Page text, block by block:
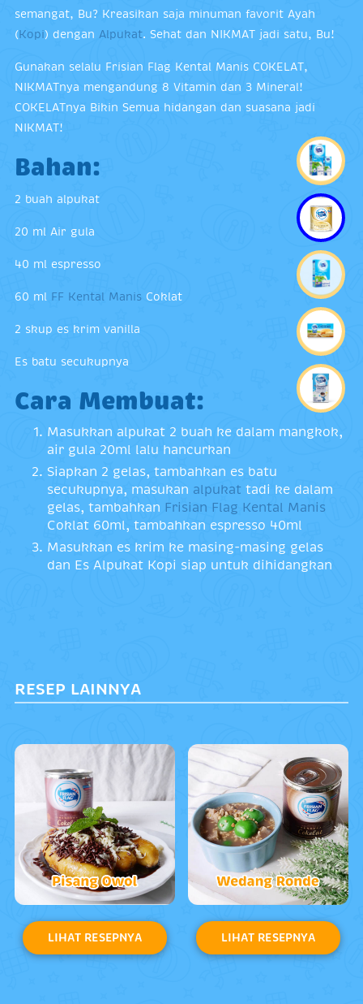
semangat, Bu? Kreasikan saja minuman favorit Ayah
(Kopi) dengan Alpukat . Sehat dan NIKMAT jadi satu, Bu!
Gunakan selalu Frisian Flag Kental Manis COKELAT,
NIKMATnya mengandung 8 Vitamin dan 3 Mineral!
COKELATnya Bikin Semua hidangan dan suasana jadi
NIKMAT!
Bahan:
2 buah alpukat
20 ml Air gula
40 ml espresso
60 ml FF Kental Manis Coklat
2 skup es krim vanilla
Es batu secukupnya
Cara Membuat:
Masukkan alpukat 2 buah ke dalam mangkok,
air gula 20ml lalu hancurkan
Siapkan 2 gelas, tambahkan es batu
secukupnya, masukan alpukat tadi ke dalam
gelas, tambahkan Frisian Flag Kental Manis
Coklat 60ml, tambahkan espresso 40ml
Masukkan es krim ke masing-masing gelas
dan Es Alpukat Kopi siap untuk dihidangkan
RESEP LAINNYA
LIHAT RESEPNYA LIHAT RESEPNYA